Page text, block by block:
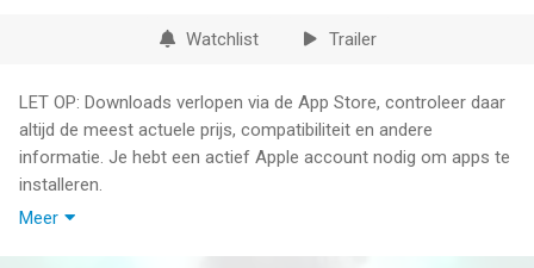
Watchlist Trailer
LET OP: Downloads verlopen via de App Store, controleer daar
altijd de meest actuele prijs, compatibiliteit en andere
informatie. Je hebt een actief Apple account nodig om apps te
installeren.
Meer